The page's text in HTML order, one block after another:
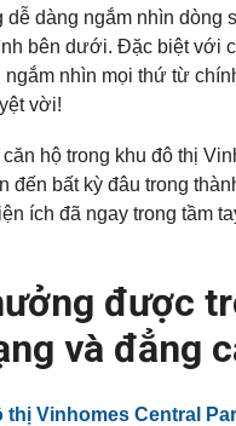
dễ dàng ngắm nhìn dòng
bên dưới. Đặc biệt với
ngắm nhìn mọi thứ từ
vời!
hộ trong khu đô thị
đến bất kỳ đâu trong
ích đã ngay trong tầm
được
và đẳng
thị Vinhomes Central